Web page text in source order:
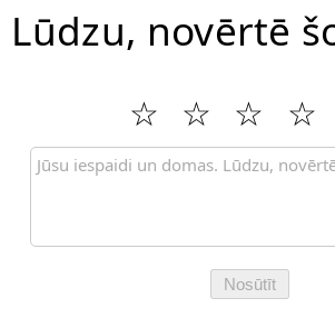
Lūdzu, novērtē
Nosūtīt